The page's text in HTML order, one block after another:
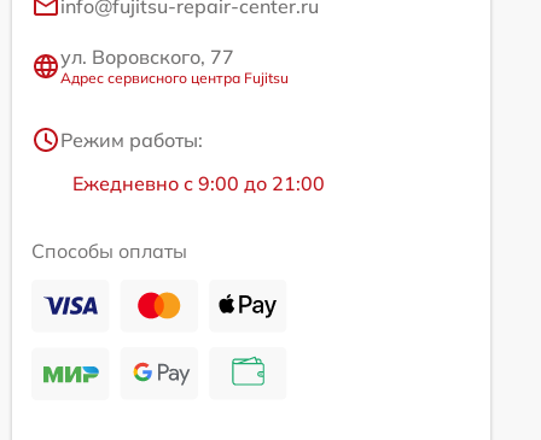
info@fujitsu-repair-center.ru
ул. Воровского, 77
Адрес сервисного центра Fujitsu
Режим работы:
Ежедневно с 9:00 до 21:00
Способы оплаты